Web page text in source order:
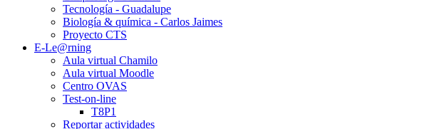
Tecnología - Guadalupe
Biología & química - Carlos Jaimes
Proyecto CTS
E-Le@rning
Aula virtual Chamilo
Aula virtual Moodle
Centro OVAS
Test-on-line
T8P1
Reportar actividades